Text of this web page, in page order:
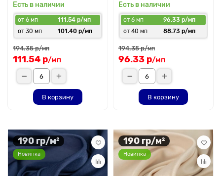
Есть в наличии
от 6 мп
111.54 р/мп
от 30 мп
101.40 р/мп
194.35 р/мп
111.54 р/мп
В корзину
Есть в наличии
от 6 мп
96.33 р/мп
от 40 мп
88.73 р/мп
194.35 р/мп
96.33 р/мп
В корзину
190 гр/м²
Новинка
190 гр/м²
Новинка